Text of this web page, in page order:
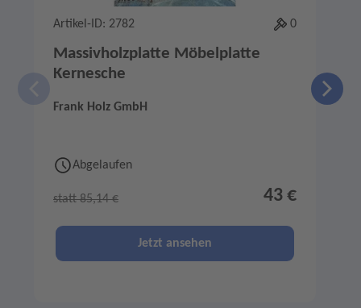
Artikel-ID: 2782 0
Massivholzplatte Möbelplatte
Kernesche
Frank Holz GmbH
Abgelaufen
statt 85,14 € 43 €
Jetzt ansehen